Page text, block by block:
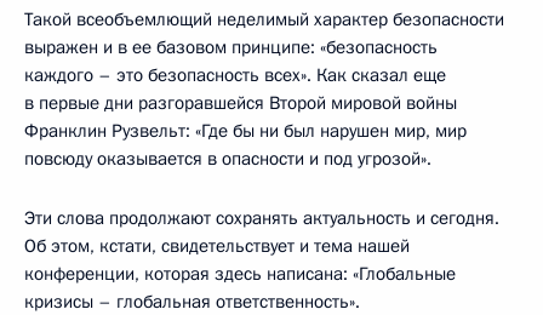
Такой всеобъемлющий неделимый характер безопасности
выражен и в ее базовом принципе: «безопасность
каждого – это безопасность всех». Как сказал еще
в первые дни разгоравшейся Второй мировой войны
Франклин Рузвельт: «Где бы ни был нарушен мир, мир
повсюду оказывается в опасности и под угрозой».
Эти слова продолжают сохранять актуальность и сегодня.
Об этом, кстати, свидетельствует и тема нашей
конференции, которая здесь написана: «Глобальные
кризисы – глобальная ответственность».